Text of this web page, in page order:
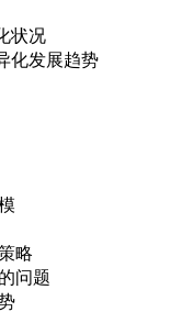
况
发展趋势
略
问题